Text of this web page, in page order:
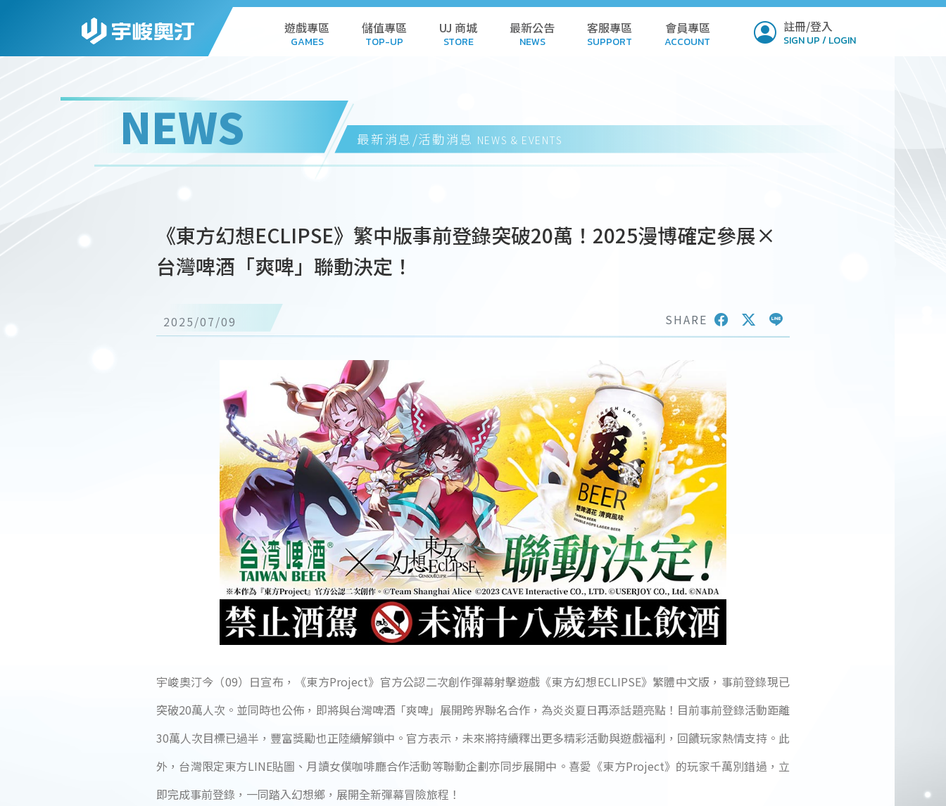
遊戲專區
GAMES
GAMES
PC GAMES
儲值專區
TOP-UP
HISTORY
UJ 商城
STORE
CART
REDEEM CODE
最新公告
NEWS
客服專區
SUPPORT
FAQ
會員專區
ACCOUNT
SETTINGS
註冊/登入
SIGN UP / LOGIN
NEWS 最新消息/活動消息 NEWS & EVENTS
《東方幻想ECLIPSE》繁中版事前登錄突破20萬！2025漫博確定參展×
台灣啤酒「爽啤」聯動決定！
2025/07/09 SHARE
宇峻奧汀今（09）日宣布，《東方Project》官方公認二次創作彈幕射擊遊戲《東方幻想ECLIPSE》繁體中文版，事前登錄現已
突破20萬人次。並同時也公佈，即將與台灣啤酒「爽啤」展開跨界聯名合作，為炎炎夏日再添話題亮點！目前事前登錄活動距離
30萬人次目標已過半，豐富獎勵也正陸續解鎖中。官方表示，未來將持續釋出更多精彩活動與遊戲福利，回饋玩家熱情支持。此
外，台灣限定東方LINE貼圖、月讀女僕咖啡廳合作活動等聯動企劃亦同步展開中。喜愛《東方Project》的玩家千萬別錯過，立
即完成事前登錄，一同踏入幻想鄉，展開全新彈幕冒險旅程！